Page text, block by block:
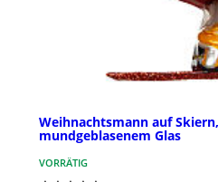
Weihnachtsmann auf
mundgeblasenem Glas
VORRÄTIG